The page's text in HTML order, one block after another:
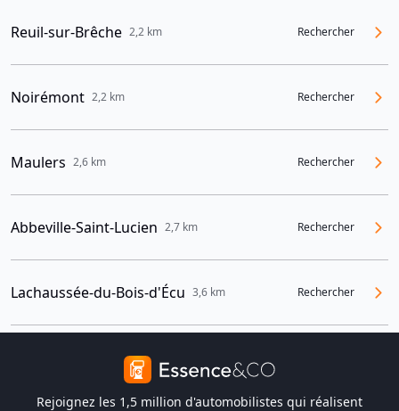
Reuil-sur-Brêche 2,2 km Rechercher
Noirémont 2,2 km Rechercher
Maulers 2,6 km Rechercher
Abbeville-Saint-Lucien 2,7 km Rechercher
Lachaussée-du-Bois-d'Écu 3,6 km Rechercher
Rejoignez les 1,5 million d'automobilistes qui réalisent